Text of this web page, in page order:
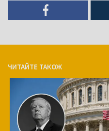
ЧИТАЙТЕ ТАКОЖ